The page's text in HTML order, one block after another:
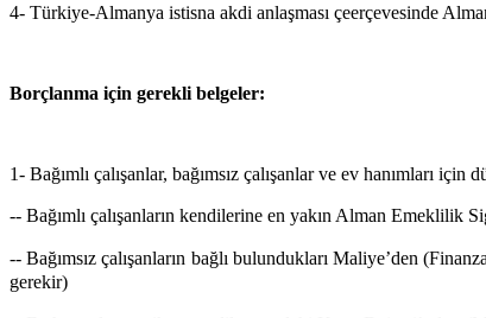
4- Türkiye-Almanya istisna akdi anlaşması çeerçevesinde
Borçlanma için gerekli belgeler:
1- Bağımlı çalışanlar, bağımsız çalışanlar ve ev hanımları için
-- Bağımlı çalışanların kendilerine en yakın Alman Emeklilik
-- Bağımsız çalışanların bağlı bulundukları Maliye’den
gerekir)